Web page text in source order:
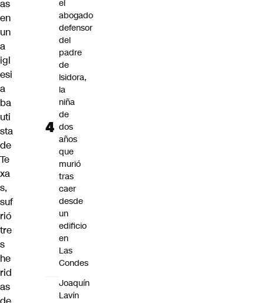
as
en
un
a
igl
esi
a
ba
uti
sta
de
Te
xa
s,
suf
rió
tre
s
he
rid
as
el
abogado
defensor
del
padre
de
Isidora,
la
niña
de
dos
años
que
murió
tras
caer
desde
un
edificio
en
Las
Condes
Joaquín
Lavín